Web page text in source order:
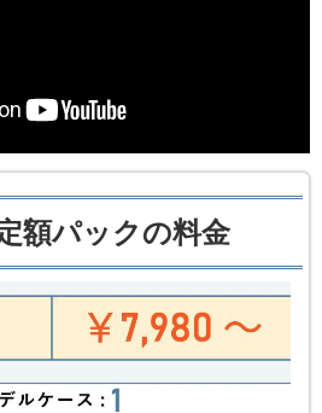
額パックの料金